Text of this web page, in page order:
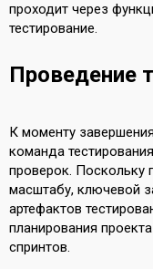
проходит через
тестирование.
Проведение
К моменту
команда
проверок. Поскольку
масштабу, ключевой
артефактов
планирования
спринтов.